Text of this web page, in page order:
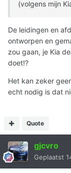
(volgens mijn
De leidingen en
ontworpen en
zou gaan, je Kia
doet!?
Het kan zeker
echt nodig is dat
Quote
gjcvro
Geplaatst